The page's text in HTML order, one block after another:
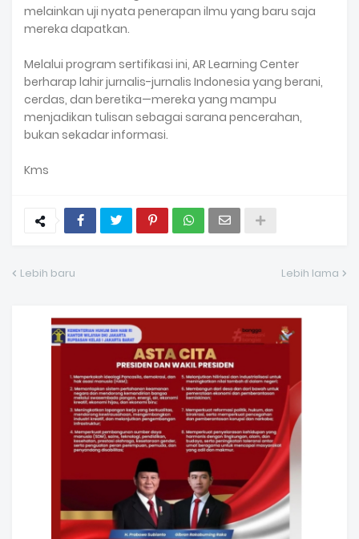
melainkan uji nyata penerapan ilmu yang baru saja
mereka dapatkan.
Melalui program sertifikasi ini, AR Learning Center
berharap lahir jurnalis-jurnalis Indonesia yang berani,
cerdas, dan beretika—mereka yang mampu
menjadikan tulisan sebagai sarana pencerahan,
bukan sekadar informasi.
Kms
Lebih baru Lebih lama